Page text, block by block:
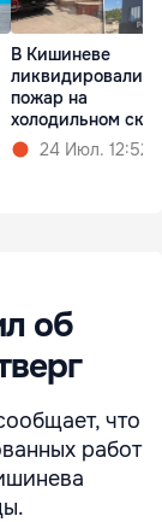
В Кишиневе
ликвидировали
пожар на
холодильном
24 Июл. 12:52
об
что
работ